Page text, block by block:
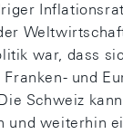
war, dass
und
Schweiz
und weiterhin